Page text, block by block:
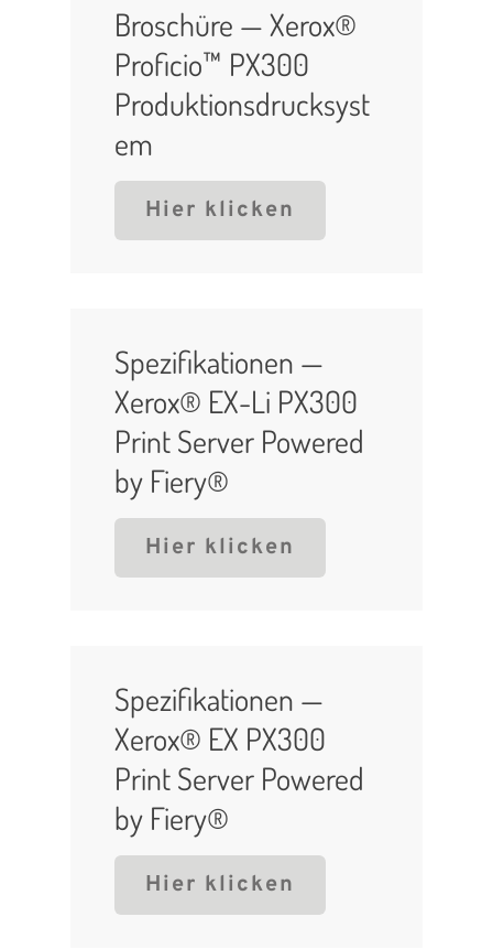
Broschüre — Xerox®
Proficio™ PX300
Produktionsdrucksyst
em
Hier klicken
Spezifikationen —
Xerox® EX-Li PX300
Print Server Powered
by Fiery®
Hier klicken
Spezifikationen —
Xerox® EX PX300
Print Server Powered
by Fiery®
Hier klicken